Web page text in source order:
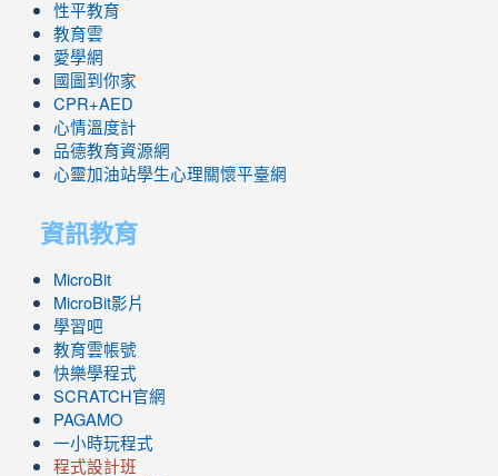
性平教育
教育雲
愛學網
國圖到你家
CPR+AED
心情溫度計
品德教育資源網
心靈加油站學生心理關懷平臺網
資訊教育
MicroBit
MicroBit影片
學習吧
教育雲帳號
快樂學程式
SCRATCH官網
PAGAMO
一小時玩程式
程式設計班